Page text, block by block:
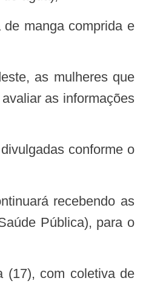
as informações
Pública), para o